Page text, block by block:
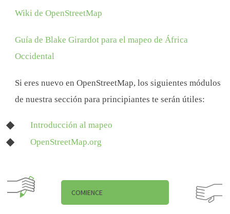
Wiki de OpenStreetMap
Guía de Blake Girardot para el mapeo de África
Occidental
Si eres nuevo en OpenStreetMap, los siguientes módulos
de nuestra sección para principiantes te serán útiles:
Introducción al mapeo
OpenStreetMap.org
COMIENCE